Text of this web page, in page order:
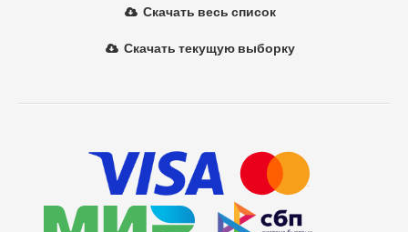
Скачать весь список
Скачать текущую выборку